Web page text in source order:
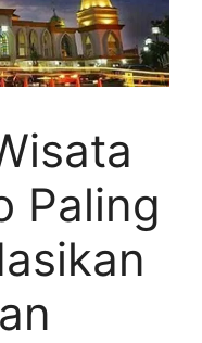
Paling